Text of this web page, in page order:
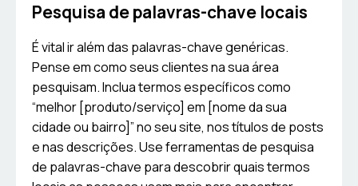
Pesquisa de palavras-chave locais
É vital ir além das palavras-chave genéricas.
Pense em como seus clientes na sua área
pesquisam. Inclua termos específicos como
“melhor [produto/serviço] em [nome da sua
cidade ou bairro]” no seu site, nos títulos de posts
e nas descrições. Use ferramentas de pesquisa
de palavras-chave para descobrir quais termos